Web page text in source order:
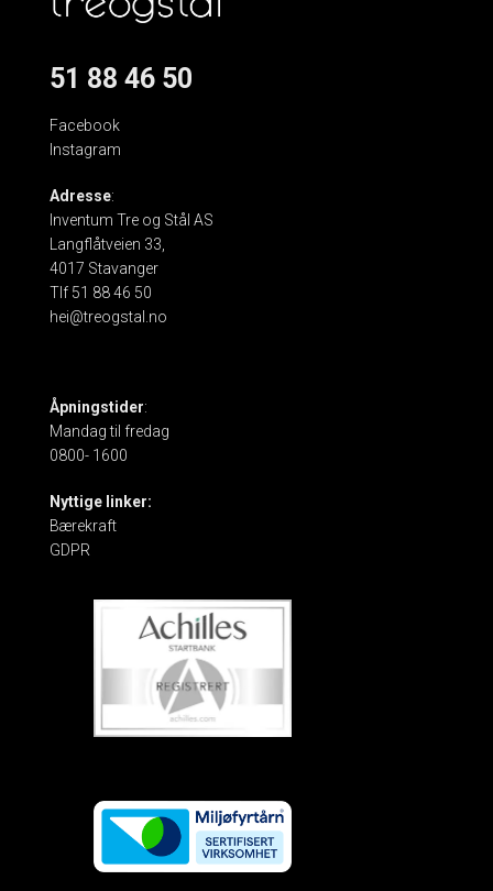
51 88 46 50
Facebook
Instagram
Adresse:
Inventum Tre og Stål AS
Langflåtveien 33,
4017 Stavanger
Tlf 51 88 46 50
hei@treogstal.no
Åpningstider:
Mandag til fredag
0800- 1600
Nyttige linker:
Bærekraft
GDPR